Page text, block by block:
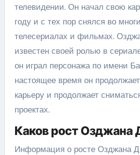
телевидении. Он начал свою
году и с тех пор снялся во
телесериалах и фильмах.
известен своей ролью в
он играл персонажа по имени
настоящее время он
карьеру и продолжает
проектах.
Каков рост Озджана
Информация о росте Озджана